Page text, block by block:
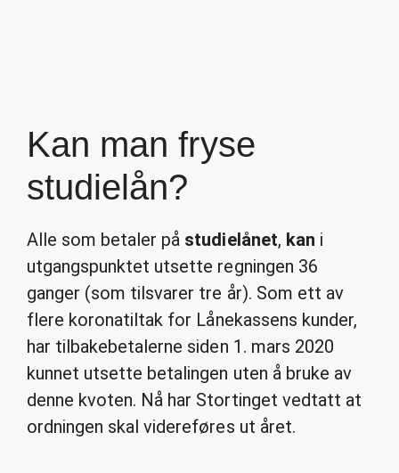
Kan man fryse
studielån?
Alle som betaler på studielånet, kan i
utgangspunktet utsette regningen 36
ganger (som tilsvarer tre år). Som ett av
flere koronatiltak for Lånekassens kunder,
har tilbakebetalerne siden 1. mars 2020
kunnet utsette betalingen uten å bruke av
denne kvoten. Nå har Stortinget vedtatt at
ordningen skal videreføres ut året.